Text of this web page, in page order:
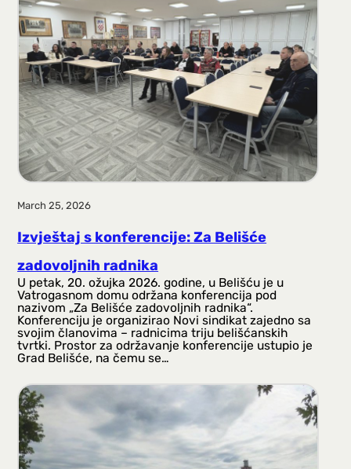
March 25, 2026
Izvještaj s konferencije: Za Belišće
zadovoljnih radnika
U petak, 20. ožujka 2026. godine, u Belišću je u
Vatrogasnom domu održana konferencija pod
nazivom „Za Belišće zadovoljnih radnika“.
Konferenciju je organizirao Novi sindikat zajedno sa
svojim članovima – radnicima triju belišćanskih
tvrtki. Prostor za održavanje konferencije ustupio je
Grad Belišće, na čemu se…